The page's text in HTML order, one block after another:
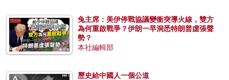
兔主席：美伊停戰協議變衝突導火線，雙方
為何重啟戰爭？伊朗一早洞悉特朗普虛張聲
勢？
本社編輯部
歷史給中國人一個公道